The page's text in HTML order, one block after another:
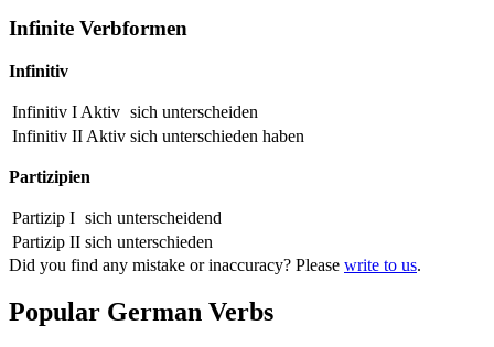
Infinite Verbformen
Infinitiv
Infinitiv I Aktiv sich unterscheiden
Infinitiv II Aktiv sich unterschieden haben
Partizipien
Partizip I sich unterscheidend
Partizip II sich unterschieden
Did you find any mistake or inaccuracy? Please write to us.
Popular German Verbs